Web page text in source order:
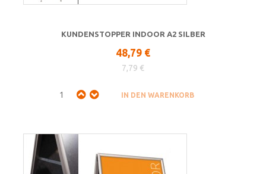
KUNDENSTOPPER INDOOR A2 SILBER
48,79 €
7,79 €